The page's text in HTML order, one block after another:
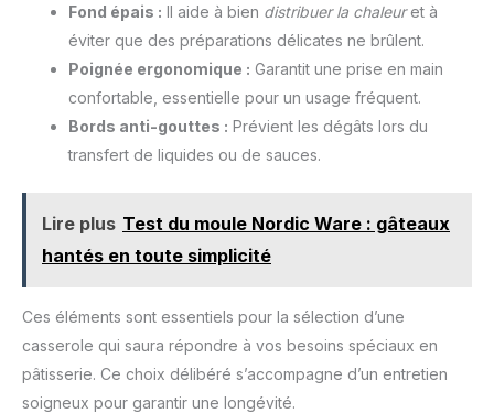
Fond épais : Il aide à bien distribuer la chaleuret à
éviter que des préparations délicates ne brûlent.
Poignée ergonomique : Garantit une prise en main
confortable, essentielle pour un usage fréquent.
Bords anti-gouttes : Prévient les dégâts lors du
transfert de liquides ou de sauces.
Lire plus Test du moule Nordic Ware : gâteaux
hantés en toute simplicité
Ces éléments sont essentiels pour la sélection d’une
casserole qui saura répondre à vos besoins spéciaux en
pâtisserie. Ce choix délibéré s’accompagne d’un entretien
soigneux pour garantir une longévité.